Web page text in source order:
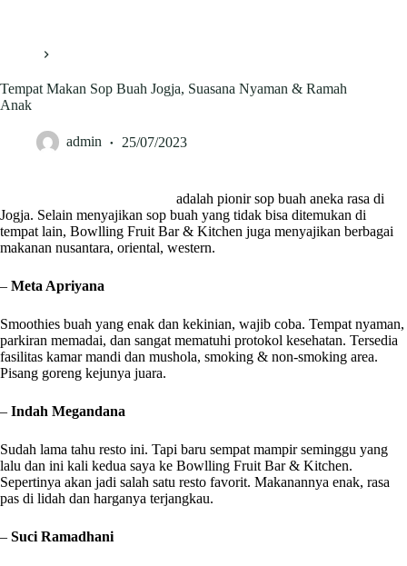
Tempat Makan Sop Buah Jogja, Suasana Nyaman & Ramah
Anak
admin 25/07/2023
adalah pionir sop buah aneka rasa di
Jogja. Selain menyajikan sop buah yang tidak bisa ditemukan di
tempat lain, Bowlling Fruit Bar & Kitchen juga menyajikan berbagai
makanan nusantara, oriental, western.
– Meta Apriyana
Smoothies buah yang enak dan kekinian, wajib coba. Tempat nyaman,
parkiran memadai, dan sangat mematuhi protokol kesehatan. Tersedia
fasilitas kamar mandi dan mushola, smoking & non-smoking area.
Pisang goreng kejunya juara.
– Indah Megandana
Sudah lama tahu resto ini. Tapi baru sempat mampir seminggu yang
lalu dan ini kali kedua saya ke Bowlling Fruit Bar & Kitchen.
Sepertinya akan jadi salah satu resto favorit. Makanannya enak, rasa
pas di lidah dan harganya terjangkau.
– Suci Ramadhani